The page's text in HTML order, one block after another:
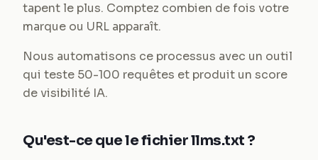
tapent le plus. Comptez combien de fois votre
marque ou URL apparaît.
Nous automatisons ce processus avec un outil
qui teste 50-100 requêtes et produit un score
de visibilité IA.
Qu'est-ce que le fichier llms.txt ?